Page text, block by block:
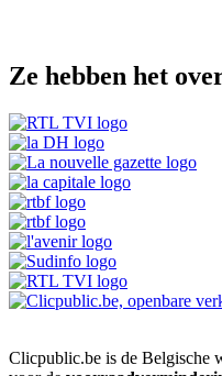
Ze hebben het
Clicpublic.be is de Belgische